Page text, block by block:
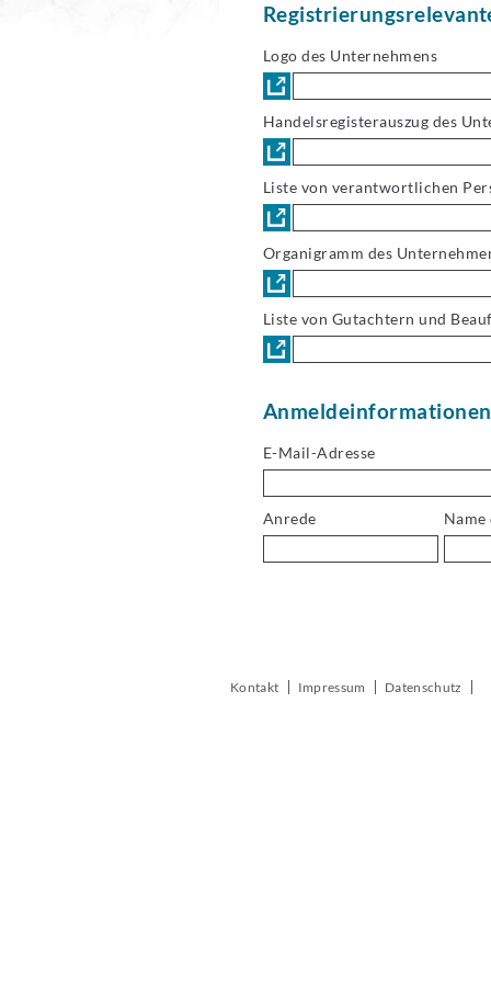
Logo des Unternehmens
Handelsregisterauszug des
Liste von verantwortlichen
Organigramm des
Liste von Gutachtern und
E-Mail-Adresse
Anrede Name
Kontakt Impressum Datenschutz